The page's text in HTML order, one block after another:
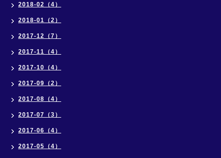
2018-02（4）
2018-01（2）
2017-12（7）
2017-11（4）
2017-10（4）
2017-09（2）
2017-08（4）
2017-07（3）
2017-06（4）
2017-05（4）